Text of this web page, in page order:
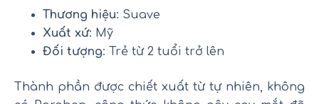
Thương hiệu: Suave
Xuất xứ: Mỹ
Đối tượng: Trẻ từ 2 tuổi trở lên
Thành phần được chiết xuất từ tự nhiên, không